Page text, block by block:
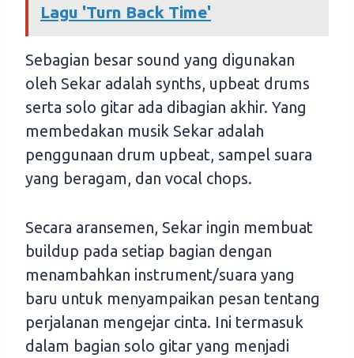
Lagu 'Turn Back Time'
Sebagian besar sound yang digunakan
oleh Sekar adalah synths, upbeat drums
serta solo gitar ada dibagian akhir. Yang
membedakan musik Sekar adalah
penggunaan drum upbeat, sampel suara
yang beragam, dan vocal chops.
Secara aransemen, Sekar ingin membuat
buildup pada setiap bagian dengan
menambahkan instrument/suara yang
baru untuk menyampaikan pesan tentang
perjalanan mengejar cinta. Ini termasuk
dalam bagian solo gitar yang menjadi